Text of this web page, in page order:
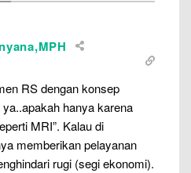
RS dengan konsep
hanya karena
MRI”. Kalau di
memberikan pelayanan
rugi (segi ekonomi).